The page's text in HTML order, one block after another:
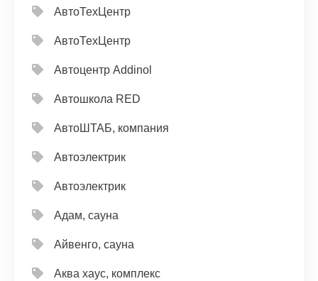
АвтоТехЦентр
АвтоТехЦентр
Автоцентр Addinol
Автошкола RED
АвтоШТАБ, компания
Автоэлектрик
Автоэлектрик
Адам, сауна
Айвенго, сауна
Аква хаус, комплекс